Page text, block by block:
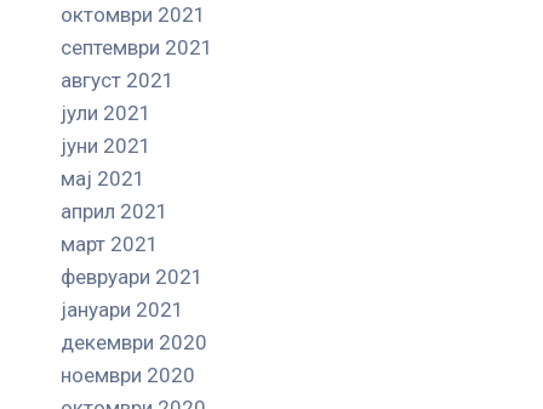
октомври 2021
септември 2021
август 2021
јули 2021
јуни 2021
мај 2021
април 2021
март 2021
февруари 2021
јануари 2021
декември 2020
ноември 2020